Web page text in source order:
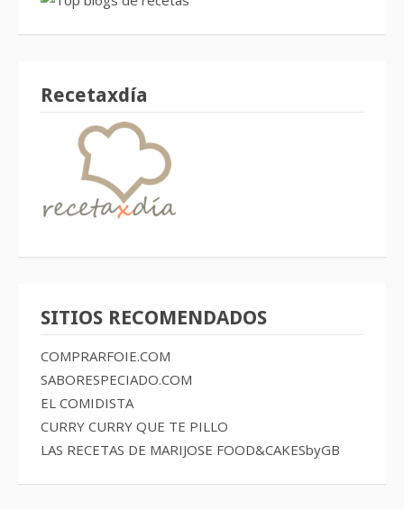
Recetaxdía
SITIOS RECOMENDADOS
COMPRARFOIE.COM
SABORESPECIADO.COM
EL COMIDISTA
CURRY CURRY QUE TE PILLO
LAS RECETAS DE MARIJOSE FOOD&CAKESbyGB